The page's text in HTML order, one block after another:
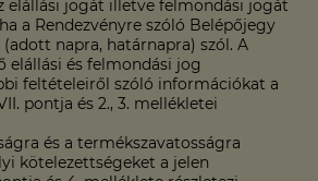
elállási jogát illetve felmondási jogát
a Rendezvényre szóló Belépőjegy
napra, határnapra) szól. A
és felmondási jog
feltételeiről szóló információkat a
pontja és 2., 3. mellékletei
és a termékszavatosságra
kötelezettségeket a jelen